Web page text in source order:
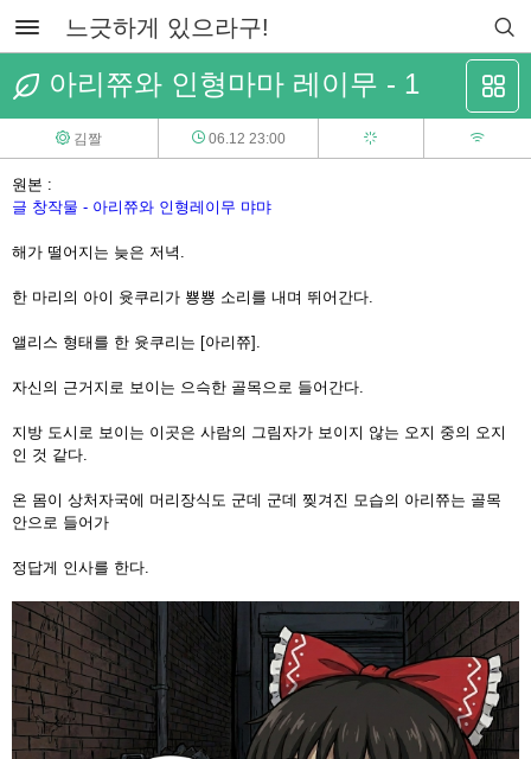
느긋하게 있으라구!
아리쮸와 인형마마 레이무 - 1
김짤 06.12 23:00
원본 :
글 창작물 - 아리쮸와 인형레이무 먀먀
해가 떨어지는 늦은 저녁.
한 마리의 아이 윳쿠리가 뿅뿅 소리를 내며 뛰어간다.
앨리스 형태를 한 윳쿠리는 [아리쮸].
자신의 근거지로 보이는 으슥한 골목으로 들어간다.
지방 도시로 보이는 이곳은 사람의 그림자가 보이지 않는 오지 중의 오지
인 것 같다.
온 몸이 상처자국에 머리장식도 군데 군데 찢겨진 모습의 아리쮸는 골목
안으로 들어가
정답게 인사를 한다.